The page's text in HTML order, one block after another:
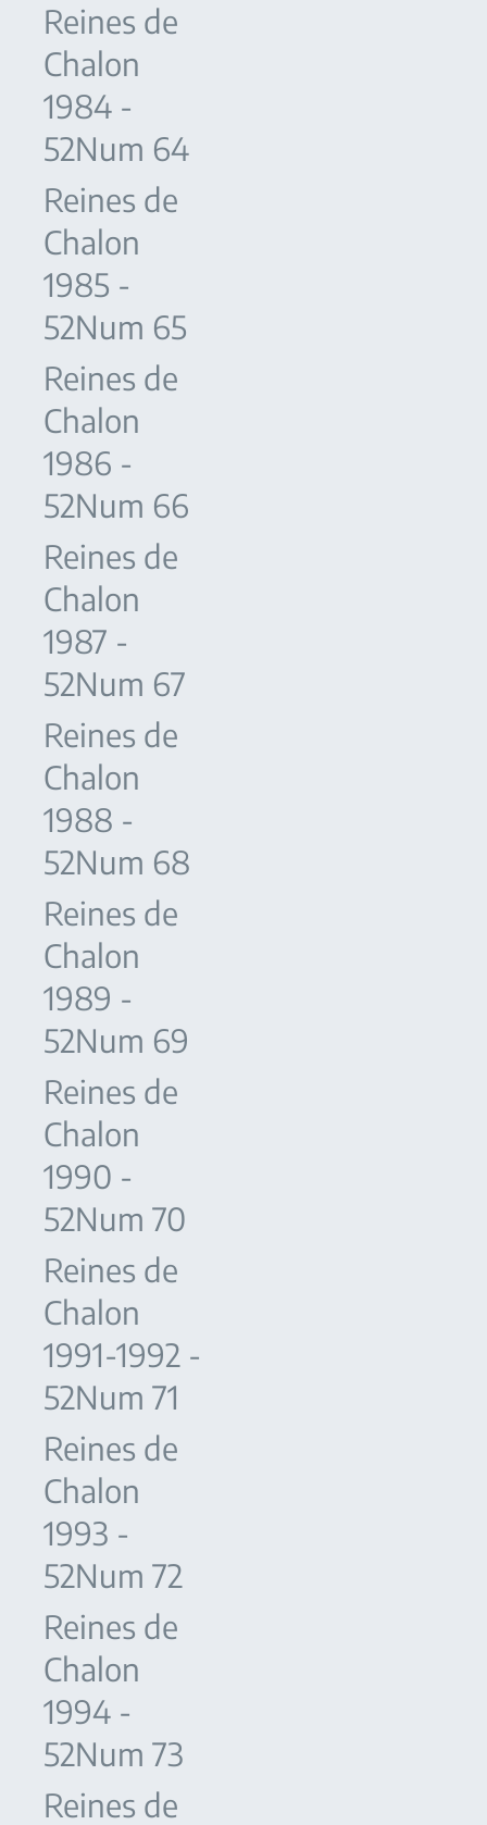
Reines de
Chalon
1984 -
52Num 64
Reines de
Chalon
1985 -
52Num 65
Reines de
Chalon
1986 -
52Num 66
Reines de
Chalon
1987 -
52Num 67
Reines de
Chalon
1988 -
52Num 68
Reines de
Chalon
1989 -
52Num 69
Reines de
Chalon
1990 -
52Num 70
Reines de
Chalon
1991-1992 -
52Num 71
Reines de
Chalon
1993 -
52Num 72
Reines de
Chalon
1994 -
52Num 73
Reines de